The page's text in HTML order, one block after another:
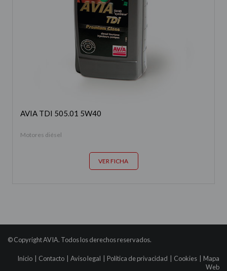
AVIA TDI 505.01 5W40
Motores diésel
VER FICHA
© Copyright AVIA. Todos los derechos reservados.
Inicio Contacto Aviso legal Política de privacidad Cookies
Mapa
Web